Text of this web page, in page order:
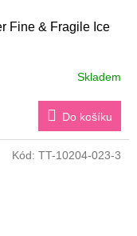
Fine & Fragile Ice
Skladem
Do košíku
Kód: TT-10204-023-3